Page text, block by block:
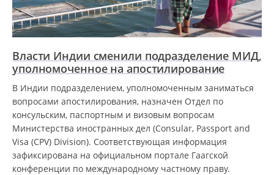
Власти Индии сменили подразделение МИД,
уполномоченное на апостилирование
В Индии подразделением, уполномоченным заниматься
вопросами апостилирования, назначен Отдел по
консульским, паспортным и визовым вопросам
Министерства иностранных дел (Consular, Passport and
Visa (CPV) Division). Соответствующая информация
зафиксирована на официальном портале Гаагской
конференции по международному частному праву.